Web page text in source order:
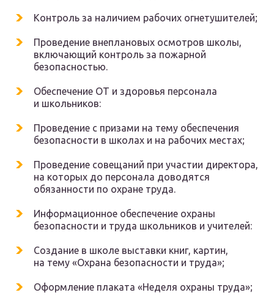
Контроль за наличием рабочих огнетушителей;
Проведение внеплановых осмотров школы,
включающий контроль за пожарной
безопасностью.
Обеспечение ОТ и здоровья персонала
и школьников:
Проведение с призами на тему обеспечения
безопасности в школах и на рабочих местах;
Проведение совещаний при участии директора,
на которых до персонала доводятся
обязанности по охране труда.
Информационное обеспечение охраны
безопасности и труда школьников и учителей:
Создание в школе выставки книг, картин,
на тему «Охрана безопасности и труда»;
Оформление плаката «Неделя охраны труда»;